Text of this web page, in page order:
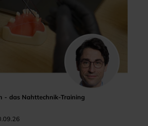
- das Nahttechnik-Training